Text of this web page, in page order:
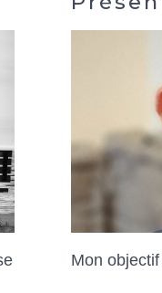
Mon